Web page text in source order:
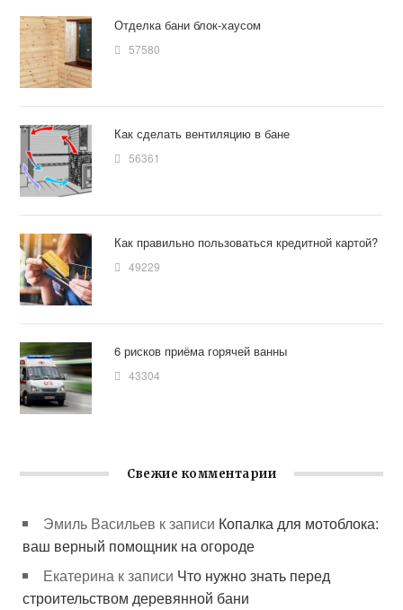
Отделка бани блок-хаусом
57580
Как сделать вентиляцию в бане
56361
Как правильно пользоваться кредитной картой?
49229
6 рисков приёма горячей ванны
43304
Свежие комментарии
Эмиль Васильев к записи Копалка для мотоблока:
ваш верный помощник на огороде
Екатерина к записи Что нужно знать перед
строительством деревянной бани